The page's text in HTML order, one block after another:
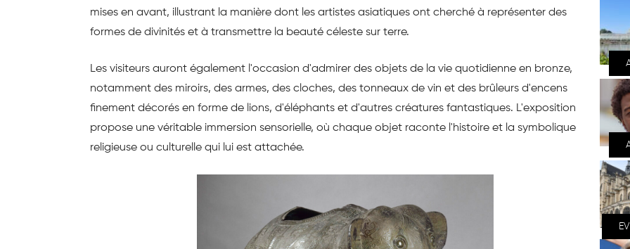
mises en avant, illustrant la manière dont les artistes asiatiques ont cherché à représenter des
formes de divinités et à transmettre la beauté céleste sur terre.
Les visiteurs auront également l'occasion d'admirer des objets de la vie quotidienne en bronze,
notamment des miroirs, des armes, des cloches, des tonneaux de vin et des brûleurs d'encens
finement décorés en forme de lions, d'éléphants et d'autres créatures fantastiques. L'exposition
propose une véritable immersion sensorielle, où chaque objet raconte l'histoire et la symbolique
religieuse ou culturelle qui lui est attachée.